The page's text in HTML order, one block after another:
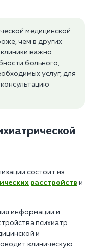
медицинской
чем в других
важно
больного,
услуг, для
состоит из
расстройств и
информации и
психиатр
и
клиническую